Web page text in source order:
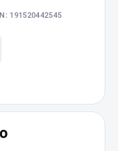
191520442545